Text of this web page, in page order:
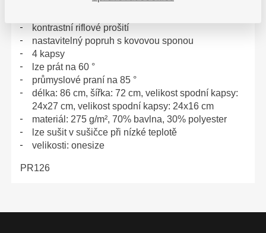
kontrastní riflové prošití
nastavitelný popruh s kovovou sponou
4 kapsy
lze prát na 60 °
průmyslové praní na 85 °
délka: 86 cm, šířka: 72 cm, velikost spodní kapsy:
24x27 cm, velikost spodní kapsy: 24x16 cm
materiál: 275 g/m², 70% bavlna, 30% polyester
lze sušit v sušičce při nízké teplotě
velikosti: onesize
PR126